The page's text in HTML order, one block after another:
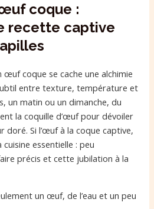
coque :
recette captive
œuf coque se cache une alchimie
entre texture, température et
un matin ou un dimanche, du
la coquille d’œuf pour dévoiler
doré. Si l’œuf à la coque captive,
cuisine essentielle : peu
précis et cette jubilation à la
un œuf, de l’eau et un peu